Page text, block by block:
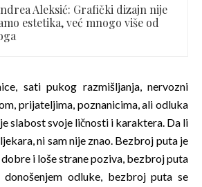
Aleksić: Grafički dizajn nije
estetika, već mnogo više od
sati pukog razmišljanja, nervozni
prijateljima, poznanicima, ali odluka
slabost svoje ličnosti i karaktera. Da li
ni sam nije znao. Bezbroj puta je
i loše strane poziva, bezbroj puta
odluke, bezbroj puta se